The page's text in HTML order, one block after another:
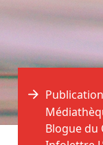
Accueil
Blogue du